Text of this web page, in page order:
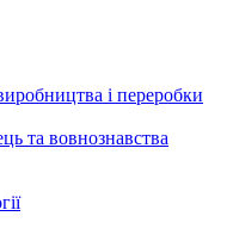
і переробки
та вовнознавства